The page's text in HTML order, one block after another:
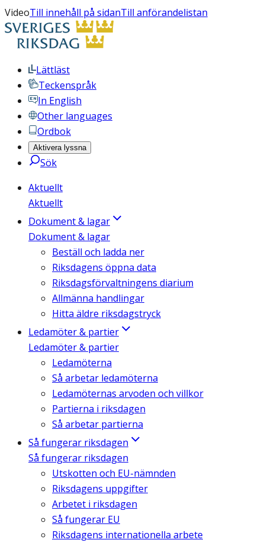
VideoTill innehåll på sidanTill anförandelistan
Lättläst
Teckenspråk
In English
Other languages
Ordbok
Aktivera lyssna
Sök
Aktuellt
Aktuellt
Dokument & lagar
Dokument & lagar
Beställ och ladda ner
Riksdagens öppna data
Riksdagsförvaltningens diarium
Allmänna handlingar
Hitta äldre riksdagstryck
Ledamöter & partier
Ledamöter & partier
Ledamöterna
Så arbetar ledamöterna
Ledamöternas arvoden och villkor
Partierna i riksdagen
Så arbetar partierna
Så fungerar riksdagen
Så fungerar riksdagen
Utskotten och EU-nämnden
Riksdagens uppgifter
Arbetet i riksdagen
Så fungerar EU
Riksdagens internationella arbete